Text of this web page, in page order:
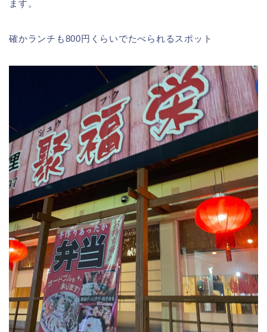
ます。
確かランチも800円くらいでたべられるスポット